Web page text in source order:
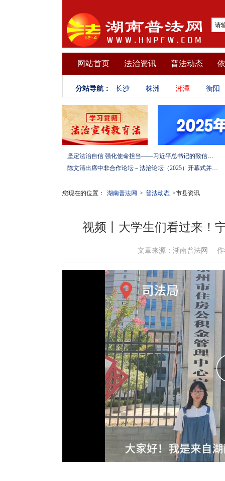
网站首页 法治资讯 普法动态
分站导航： 长沙 株洲 湘潭 衡阳
坚定法治自信 强化使命担当——习近平总书记的致信激励法学法律工作者投身全面依法治国伟大实践
陈文清出席中非合作论坛－法治论坛（2025）开幕式并在湖南调研
您现在的位置： 湖南普法网 > 普法动态 >市县资讯
视频丨大学生们看过来！
文章来源：湖南普法网